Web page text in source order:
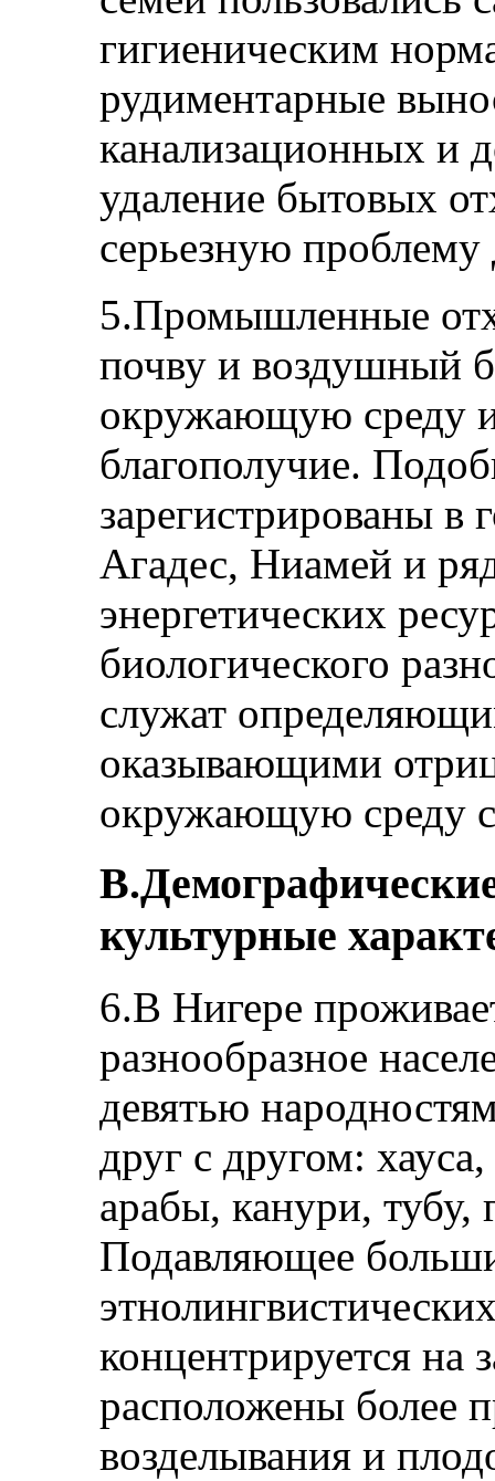
гигиеническим
рудиментарные
канализационных и
удаление бытовых
серьезную проблему
5.Промышленные
почву и воздушный
окружающую среду
благополучие.
зарегистрированы в
Агадес, Ниамей и
энергетических
биологического
служат
оказывающими
окружающую среду
культурные
6.В Нигере
разнообразное
девятью
друг с другом:
арабы, канури, тубу,
Подавляющее
концентрируется на
расположены более
возделывания и